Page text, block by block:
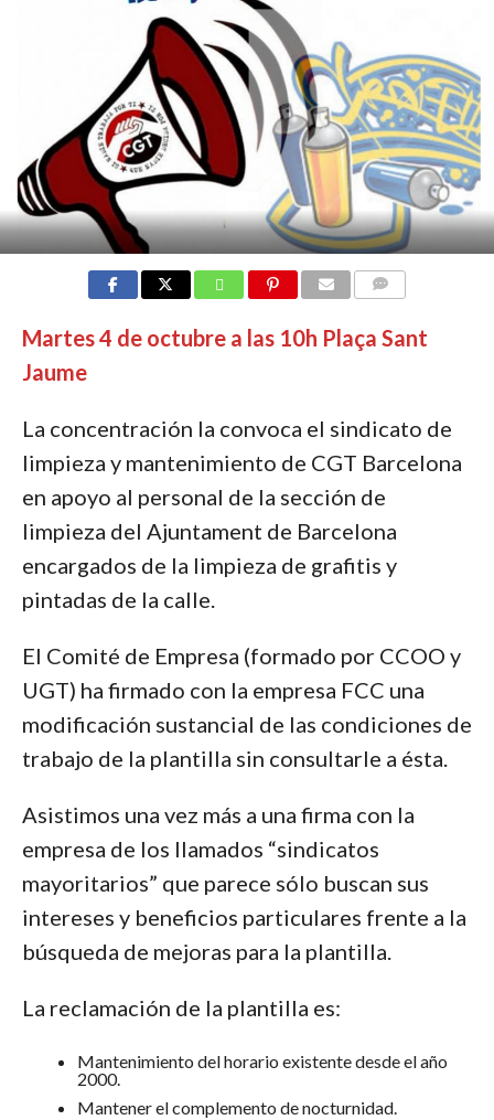
Martes 4 de octubre a las 10h Plaça Sant
Jaume
La concentración la convoca el sindicato de
limpieza y mantenimiento de CGT Barcelona
en apoyo al personal de la sección de
limpieza del Ajuntament de Barcelona
encargados de la limpieza de grafitis y
pintadas de la calle.
El Comité de Empresa (formado por CCOO y
UGT) ha firmado con la empresa FCC una
modificación sustancial de las condiciones de
trabajo de la plantilla sin consultarle a ésta.
Asistimos una vez más a una firma con la
empresa de los llamados “sindicatos
mayoritarios” que parece sólo buscan sus
intereses y beneficios particulares frente a la
búsqueda de mejoras para la plantilla.
La reclamación de la plantilla es:
Mantenimiento del horario existente desde el año
2000.
Mantener el complemento de nocturnidad.